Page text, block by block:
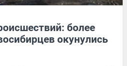
более
окунулись